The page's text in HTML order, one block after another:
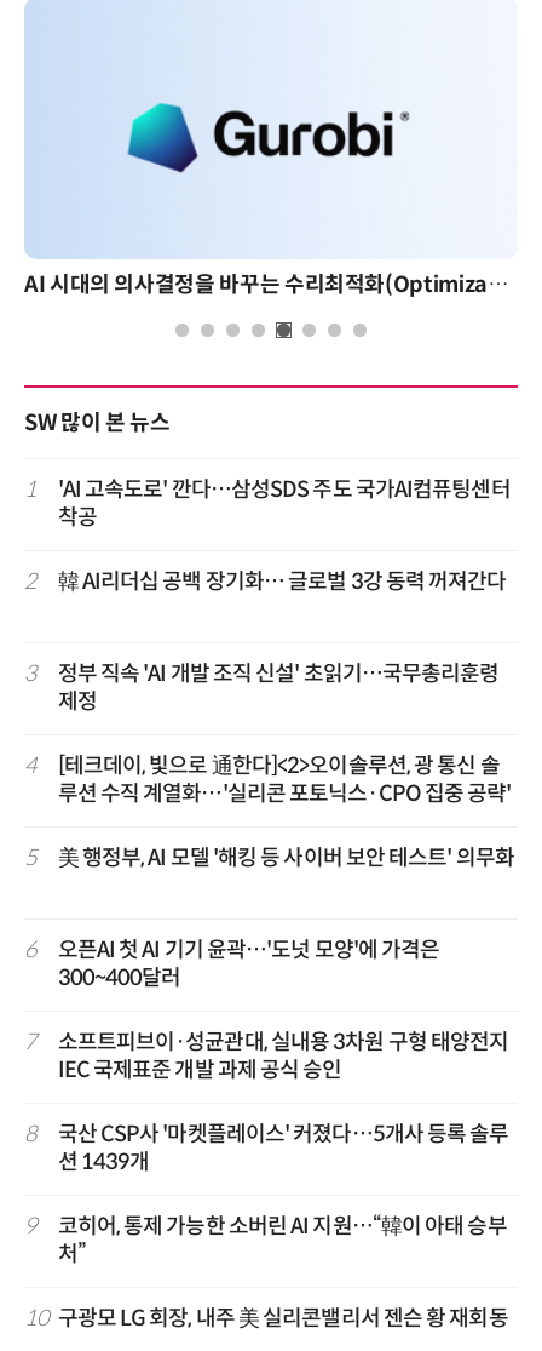
AI 시대의 의사결정을 바꾸는 수리최적화(Optimization): 실제 산업 적용 사례와 활용 전략
SW 많이 본 뉴스
1
'AI 고속도로' 깐다…삼성SDS 주도 국가AI컴퓨팅센터
착공
2 韓 AI리더십 공백 장기화… 글로벌 3강 동력 꺼져간다
3
정부 직속 'AI 개발 조직 신설' 초읽기…국무총리훈령
제정
4
[테크데이, 빛으로 通한다]<2>오이솔루션, 광 통신 솔
루션 수직 계열화…'실리콘 포토닉스·CPO 집중 공략'
5 美 행정부, AI 모델 '해킹 등 사이버 보안 테스트' 의무화
6
오픈AI 첫 AI 기기 윤곽…'도넛 모양'에 가격은
300~400달러
7
소프트피브이·성균관대, 실내용 3차원 구형 태양전지
IEC 국제표준 개발 과제 공식 승인
8
국산 CSP사 '마켓플레이스' 커졌다…5개사 등록 솔루
션 1439개
9
코히어, 통제 가능한 소버린 AI 지원…“韓이 아태 승부
처”
10 구광모 LG 회장, 내주 美 실리콘밸리서 젠슨 황 재회동